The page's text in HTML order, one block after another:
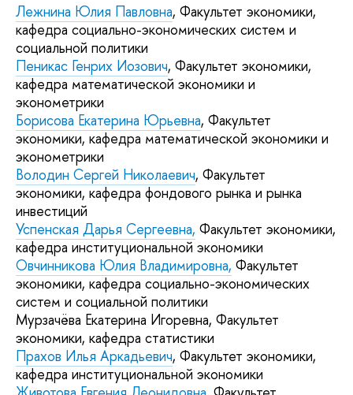
Лежнина Юлия Павловна, Факультет экономики,
кафедра социально-экономических систем и
социальной политики
Пеникас Генрих Иозович, Факультет экономики,
кафедра математической экономики и
эконометрики
Борисова Екатерина Юрьевна, Факультет
экономики, кафедра математической экономики и
эконометрики
Володин Сергей Николаевич, Факультет
экономики, кафедра фондового рынка и рынка
инвестиций
Успенская Дарья Сергеевна, Факультет экономики,
кафедра институциональной экономики
Овчинникова Юлия Владимировна, Факультет
экономики, кафедра социально-экономических
систем и социальной политики
Мурзачёва Екатерина Игоревна, Факультет
экономики, кафедра статистики
Прахов Илья Аркадьевич, Факультет экономики,
кафедра институциональной экономики